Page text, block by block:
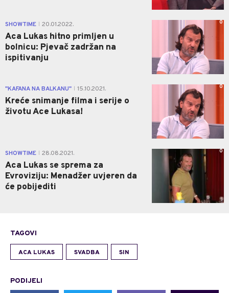
SHOWTIME 20.01.2022.
Aca Lukas hitno primljen u
bolnicu: Pjevač zadržan na
ispitivanju
0
"KAFANA NA BALKANU" 15.10.2021.
Kreće snimanje filma i serije o
životu Ace Lukasa!
0
SHOWTIME 28.08.2021.
Aca Lukas se sprema za
Evroviziju: Menadžer uvjeren da
će pobijediti
0
TAGOVI
ACA LUKAS SVADBA SIN
PODIJELI